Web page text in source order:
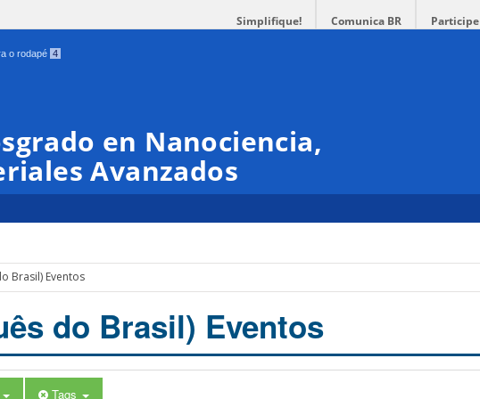
Simplifique! Comunica BR Participe
o rodapé 4
en Nanociencia,
Avanzados
Brasil) Eventos
do Brasil) Eventos
Tags